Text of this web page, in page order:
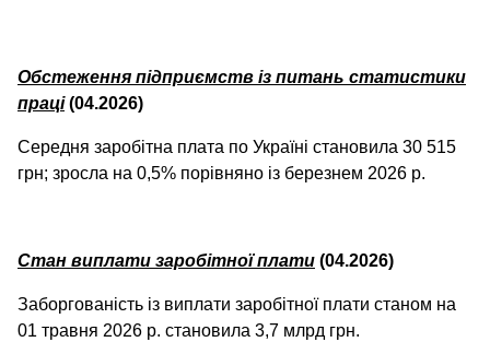
Обстеження підприємств із питань статистики
праці(04.2026)
Середня заробітна плата по Україні становила 30 515
грн; зросла на 0,5% порівняно із березнем 2026 р.
Стан виплати заробітної плати (04.2026)
Заборгованість із виплати заробітної плати станом на
01 травня 2026 р. становила 3,7 млрд грн.